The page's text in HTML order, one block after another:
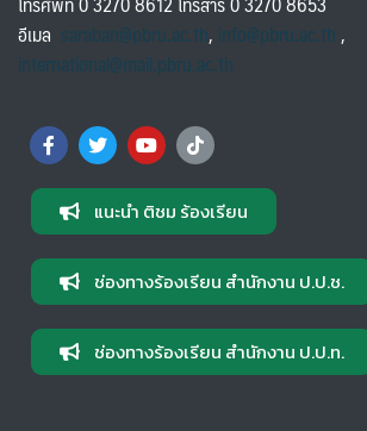
อีเมล saraban@pbru.ac.th, info@pbru.ac.th,
international@mail.pbru.ac.th
แนะนำ ติชม ร้องเรียน
ช่องทางร้องเรียน สำนักงาน ป.ป.ช.
ช่องทางร้องเรียน สำนักงาน ป.ป.ท.